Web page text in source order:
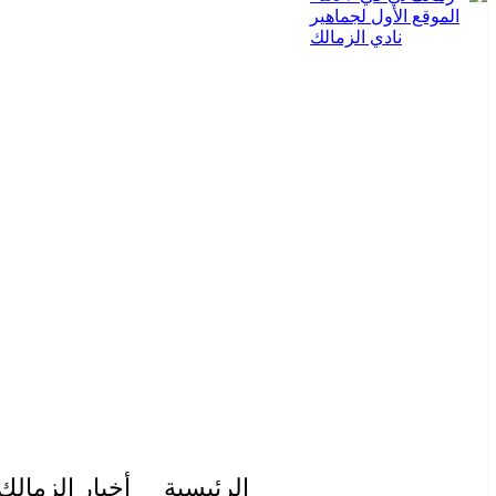
الرئيسية أخبار